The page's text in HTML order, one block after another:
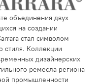
объединения двух
на создании
стал символом
стиля. Коллекции
дизайнерских
ремесла региона
промышленности